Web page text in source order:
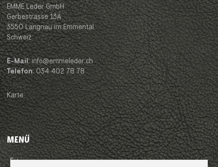
EMME Leder GmbH
Gerbestrasse 13A
3550 Langnau im Emmental
Schweiz
E-Mail: info@emmeleder.ch
Telefon: 034 402 78 78
Karte
MENÜ
Impressum